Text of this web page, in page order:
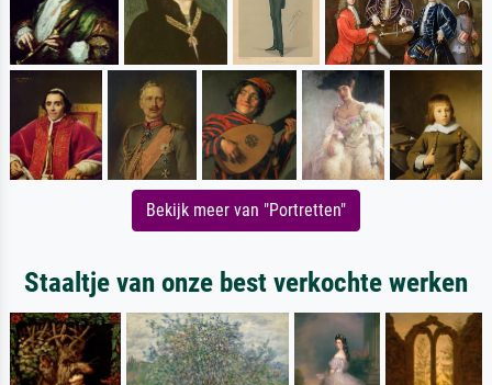
Bekijk meer van "Portretten"
Staaltje van onze best verkochte werken